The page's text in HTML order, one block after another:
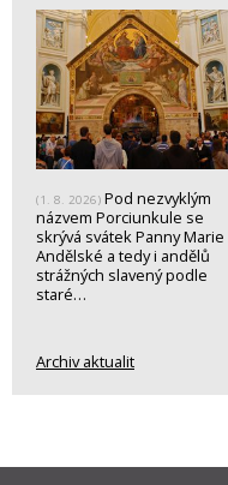
(1. 8. 2026) Pod nezvyklým
názvem Porciunkule se
skrývá svátek Panny Marie
Andělské a tedy i andělů
strážných slavený podle
staré…
Archiv aktualit